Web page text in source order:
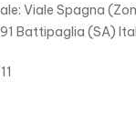
Viale Spagna
Battipaglia (SA)